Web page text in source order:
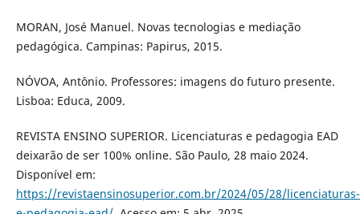
MORAN, José Manuel. Novas tecnologias e mediação
pedagógica. Campinas: Papirus, 2015.
NÓVOA, Antônio. Professores: imagens do futuro presente.
Lisboa: Educa, 2009.
REVISTA ENSINO SUPERIOR. Licenciaturas e pedagogia EAD
deixarão de ser 100% online. São Paulo, 28 maio 2024.
Disponível em:
https://revistaensinosuperior.com.br/2024/05/28/licenciaturas-